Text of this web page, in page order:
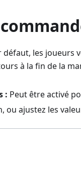
défaut, les joueurs
à la fin de la
: Peut être activé
ou ajustez les